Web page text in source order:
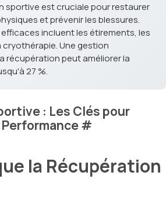
sportive est cruciale pour restaurer
et prévenir les blessures.
incluent les étirements, les
cryothérapie. Une gestion
récupération peut améliorer la
27 %.
: Les Clés pour
#
la Récupération